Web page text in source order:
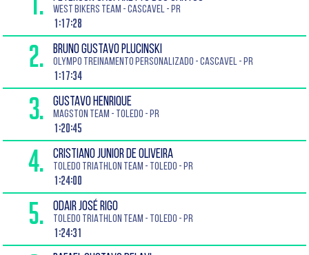
WEST BIKERS TEAM - CASCAVEL - PR
1:17:28
2. BRUNO GUSTAVO PLUCINSKI
OLYMPO TREINAMENTO PERSONALIZADO - CASCAVEL - PR
1:17:34
3. GUSTAVO HENRIQUE
MAGSTON TEAM - TOLEDO - PR
1:20:45
4. CRISTIANO JUNIOR DE OLIVEIRA
TOLEDO TRIATHLON TEAM - TOLEDO - PR
1:24:00
5. ODAIR JOSÉ RIGO
TOLEDO TRIATHLON TEAM - TOLEDO - PR
1:24:31